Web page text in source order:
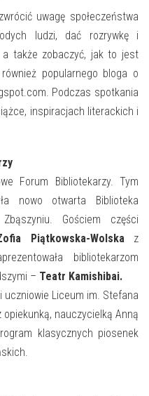
uwagę społeczeństwa
ludzi, dać rozrywkę i
a także zobaczyć, jak to jest
popularnego bloga o
Podczas spotkania
inspiracjach literackich i
Forum Bibliotekarzy. Tym
nowo otwarta Biblioteka
Gościem części
Piątkowska-Wolskaz
bibliotekarzom
– Teatr Kamishibai.
uczniowie Liceum im. Stefana
nauczycielką Anną
klasycznych piosenek